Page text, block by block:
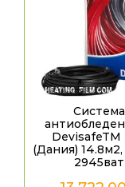
Система
DevisafeTM
(Дания)
2945ват